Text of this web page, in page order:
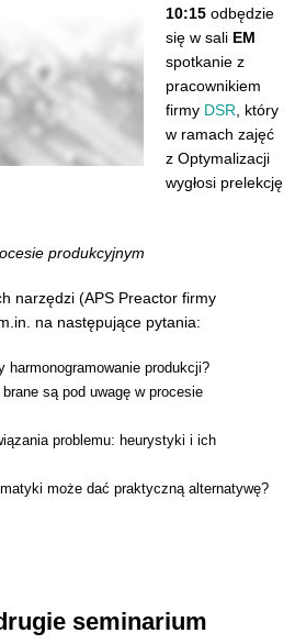
10:15 odbędzie
się w sali EM
spotkanie z
pracownikiem
firmy DSR , który
w ramach zajęć
z Optymalizacji
wygłosi prelekcję
produkcyjnym
narzędzi (APS Preactor firmy
na następujące pytania:
harmonogramowanie produkcji?
są pod uwagę w procesie
problemu: heurystyki i ich
może dać praktyczną alternatywę?
seminarium